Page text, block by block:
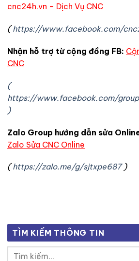
cnc24h.vn – Dịch Vụ CNC
(https://www.facebook.com/
Nhận hỗ trợ từ cộng đồng FB:
CNC
(
https://www.facebook.com/
)
Zalo Group hướng dẫn sửa
Zalo Sửa CNC Online
(https://zalo.me/g/sjtxpe687)
TÌM KIẾM THÔNG TIN